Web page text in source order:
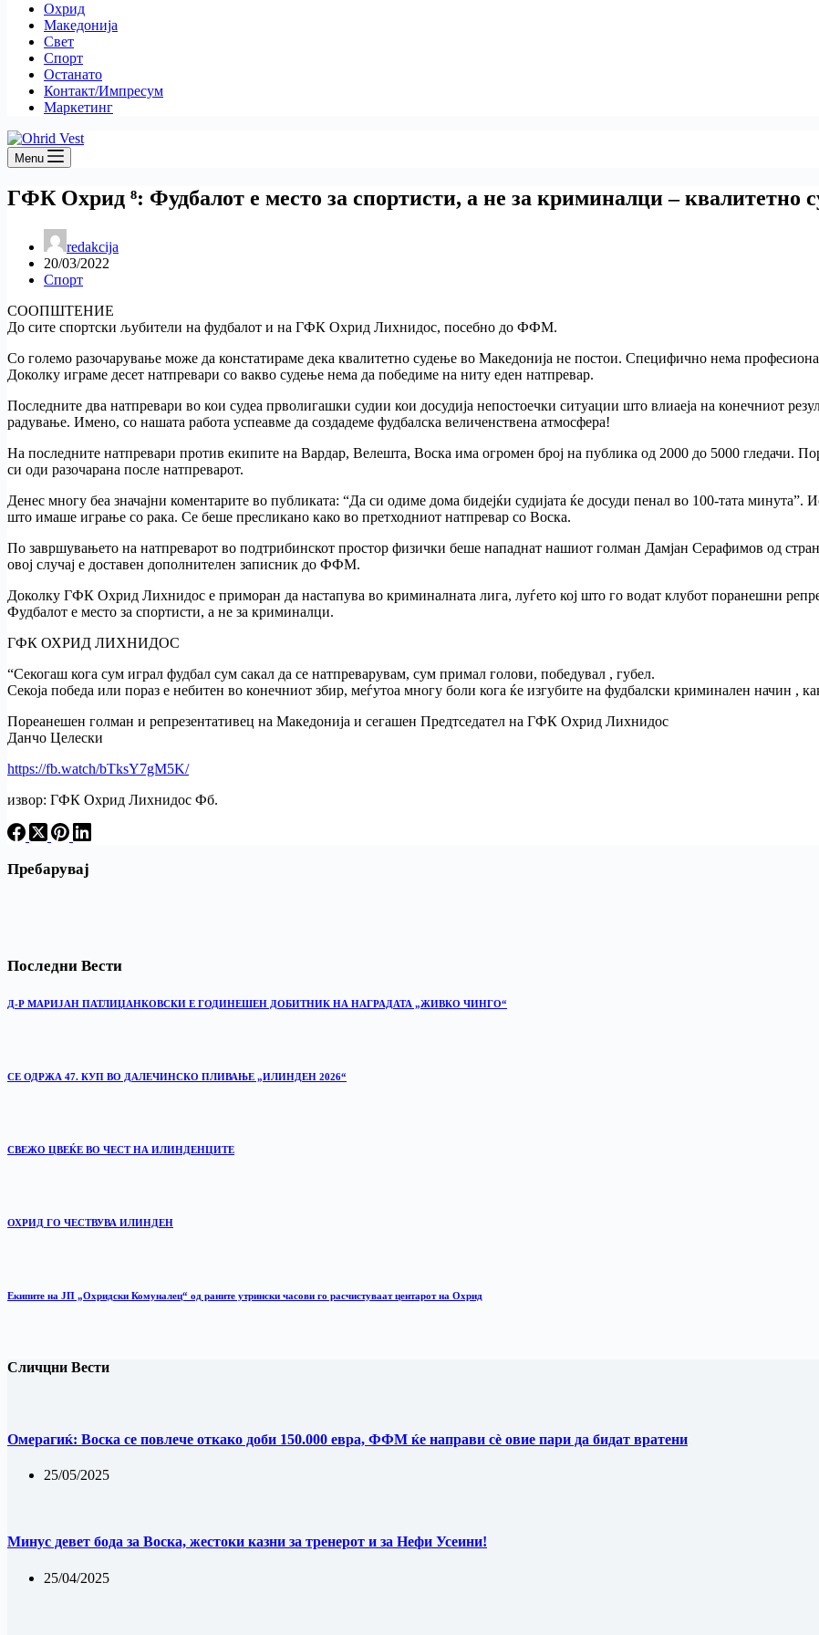
Охрид
Македонија
Свет
Спорт
Останато
Контакт/Импресум
Маркетинг
Menu
ГФК Охрид ⁸: Фудбалот е место за спортисти, а не за криминалци – квалитетно
redakcija
20/03/2022
Спорт
СООПШТЕНИЕ
До сите спортски љубители на фудбалот и на ГФК Охрид Лихнидос, посебно до ФФМ.
Со големо разочарување може да констатираме дека квалитетно судење во Македонија не постои. Специфично нема
Доколку играме десет натпревари со вакво судење нема да победиме на ниту еден натпревар.
Последните два натпревари во кои судеа прволигашки судии кои досудија непостоечки ситуации што влиаеја на конечниот
радување. Имено, со нашата работа успеавме да создадеме фудбалска величенствена атмосфера!
На последните натпревари против екипите на Вардар, Велешта, Воска има огромен број на публика од 2000 до 5000 гледачи.
си оди разочарана после натпреварот.
Денес многу беа значајни коментарите во публиката: “Да си одиме дома бидејќи судијата ќе досуди пенал во 100-тата
што имаше играње со рака. Се беше пресликано како во претходниот натпревар со Воска.
По завршувањето на натпреварот во подтрибинскот простор физички беше нападнат нашиот голман Дамјан Серафимов од
овој случај е доставен дополнителен записник до ФФМ.
Доколку ГФК Охрид Лихнидос е приморан да настапува во криминалната лига, луѓето кој што го водат клубот поранешни
Фудбалот е место за спортисти, а не за криминалци.
ГФК ОХРИД ЛИХНИДОС
“Секогаш кога сум играл фудбал сум сакал да се натпреварувам, сум примал голови, победувал , губел.
Секоја победа или пораз е небитен во конечниот збир, меѓутоа многу боли кога ќе изгубите на фудбалски криминален начин ,
Пореанешен голман и репрезентативец на Македонија и сегашен Предтседател на ГФК Охрид Лихнидос
Данчо Целески
https://fb.watch/bTksY7gM5K/
извор: ГФК Охрид Лихнидос Фб.
Пребарувај
Последни Вести
Д-Р МАРИЈАН ПАТЛИЏАНКОВСКИ Е ГОДИНЕШЕН ДОБИТНИК НА НАГРАДАТА „ЖИВКО ЧИНГО“
СЕ ОДРЖА 47. КУП ВО ДАЛЕЧИНСКО ПЛИВАЊЕ „ИЛИНДЕН 2026“
‎СВЕЖО ЦВЕЌЕ ВО ЧЕСТ НА ИЛИНДЕНЦИТЕ
ОХРИД ГО ЧЕСТВУВА ИЛИНДЕН
Екипите на ЈП „Охридски Комуналец“ од раните утрински часови го расчистуваат центарот на Охрид
Сличцни Вести
Омерагиќ: Воска се повлече откако доби 150.000 евра, ФФМ ќе направи сè овие пари да бидат вратени
25/05/2025
Минус девет бода за Воска, жестоки казни за тренерот и за Нефи Усеини!
25/04/2025